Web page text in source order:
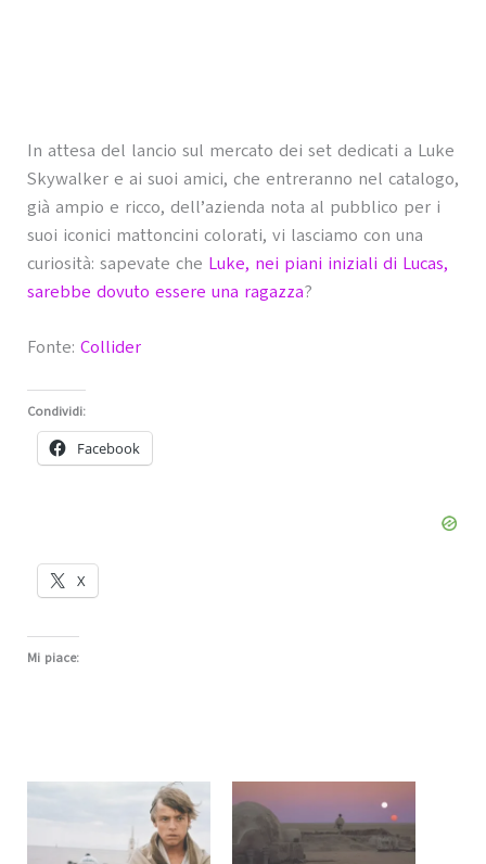
In attesa del lancio sul mercato dei set dedicati a Luke
Skywalker e ai suoi amici, che entreranno nel catalogo,
già ampio e ricco, dell’azienda nota al pubblico per i
suoi iconici mattoncini colorati, vi lasciamo con una
curiosità: sapevate che Luke, nei piani iniziali di Lucas,
sarebbe dovuto essere una ragazza?
Fonte: Collider
Condividi:
Facebook
X
Mi piace: